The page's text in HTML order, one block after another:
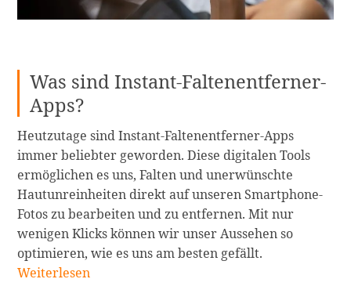
Was sind Instant-Faltenentferner-
Apps?
Heutzutage sind Instant-Faltenentferner-Apps
immer beliebter geworden. Diese digitalen Tools
ermöglichen es uns, Falten und unerwünschte
Hautunreinheiten direkt auf unseren Smartphone-
Fotos zu bearbeiten und zu entfernen. Mit nur
wenigen Klicks können wir unser Aussehen so
optimieren, wie es uns am besten gefällt.
Weiterlesen